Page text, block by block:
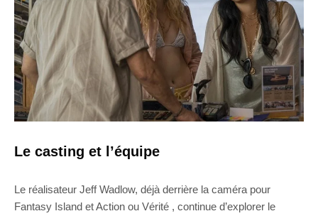
Le casting et l’équipe
Le réalisateur Jeff Wadlow, déjà derrière la caméra pour
Fantasy Island et Action ou Vérité , continue d’explorer le